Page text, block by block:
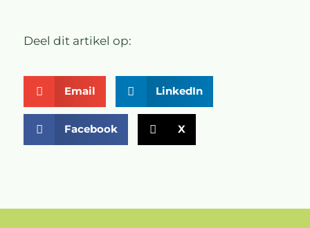
Deel dit artikel op:
Email LinkedIn
Facebook X